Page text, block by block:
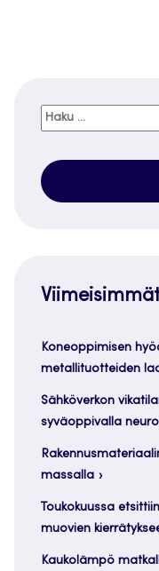
Haku:
Koneoppimisen
metallituotteiden
Sähköverkon
syväoppivalla
massalla
Toukokuussa
muovien
Kaukolämpö